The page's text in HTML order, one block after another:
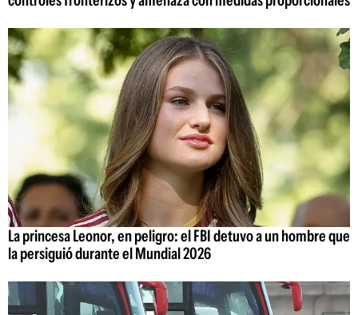
La princesa Leonor, en peligro: el FBI detuvo a un hombre que
la persiguió durante el Mundial 2026